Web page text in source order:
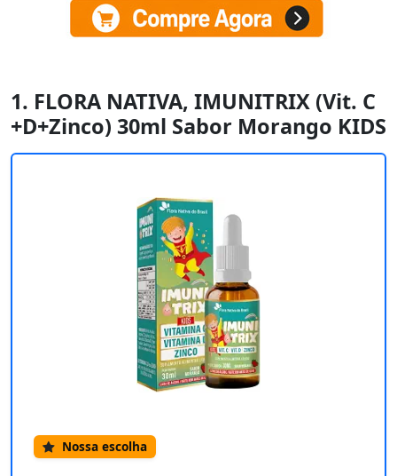
1. FLORA NATIVA, IMUNITRIX (Vit. C
+D+Zinco) 30ml Sabor Morango KIDS
Nossa escolha